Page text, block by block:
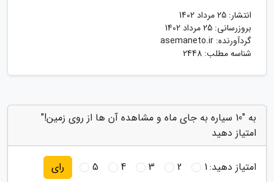
انتشار: 25 مرداد 1402
بروزرسانی: 25 مرداد 1402
گردآورنده: asemaneto.ir
شناسه مطلب: 2448
به "10 سیاره به جای ماه و مشاهده آن ها از روی زمین!"
امتیاز دهید
امتیاز دهید:1
2
3
4
5 رای